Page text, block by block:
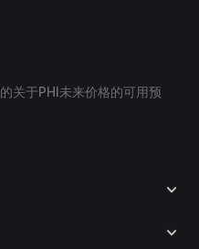
关于PHI未来价格的可用预